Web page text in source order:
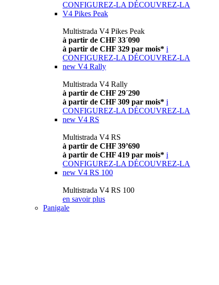
CONFIGUREZ-LA DÉCOUVREZ-LA
V4 Pikes Peak
Multistrada V4 Pikes Peak
à partir de CHF 33´090
à partir de CHF 329 par mois* i
CONFIGUREZ-LA DÉCOUVREZ-LA
new V4 Rally
Multistrada V4 Rally
à partir de CHF 29´290
à partir de CHF 309 par mois* i
CONFIGUREZ-LA DÉCOUVREZ-LA
new V4 RS
Multistrada V4 RS
à partir de CHF 39’690
à partir de CHF 419 par mois* i
CONFIGUREZ-LA DÉCOUVREZ-LA
new V4 RS 100
Multistrada V4 RS 100
en savoir plus
Panigale